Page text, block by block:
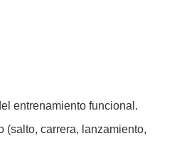
entrenamiento funcional.
(salto, carrera, lanzamiento,